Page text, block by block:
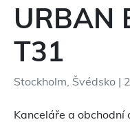
URBAN
T31
Stockholm, Švédsko |
Kanceláře a obchodní